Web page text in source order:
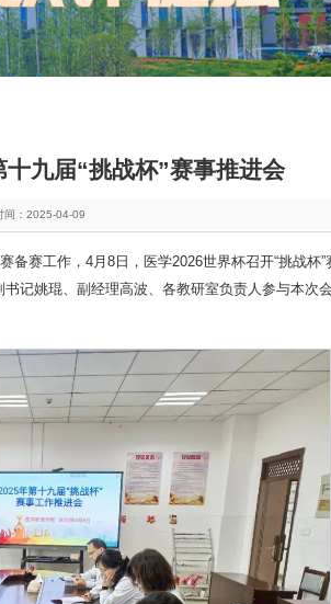
九届“挑战杯”赛事推进会
间：2025-04-09
备赛工作，4月8日，医学2026世界杯召开“挑战杯
记姚琨、副经理高波、各教研室负责人参与本次